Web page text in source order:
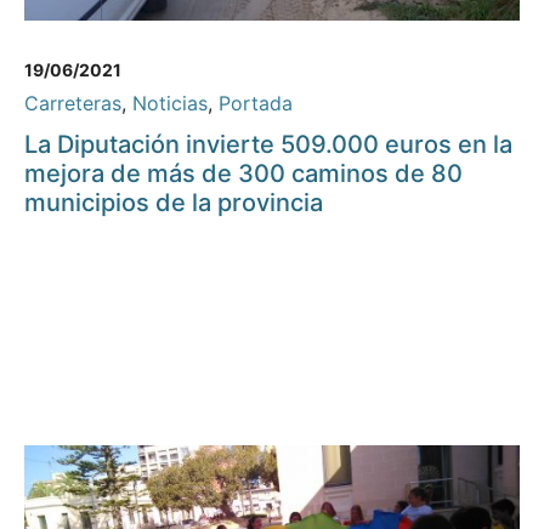
19/06/2021
Carreteras, Noticias, Portada
La Diputación invierte 509.000 euros en la
mejora de más de 300 caminos de 80
municipios de la provincia